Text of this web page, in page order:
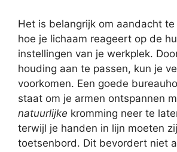
Het is belangrijk om aandacht
hoe je lichaam reageert op de
instellingen van je werkplek.
houding aan te passen, kun je
voorkomen. Een goede
staat om je armen ontspannen
natuurlijke kromming neer te
terwijl je handen in lijn moeten
toetsenbord. Dit bevordert niet